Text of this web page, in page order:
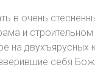
в очень
и
на
себя